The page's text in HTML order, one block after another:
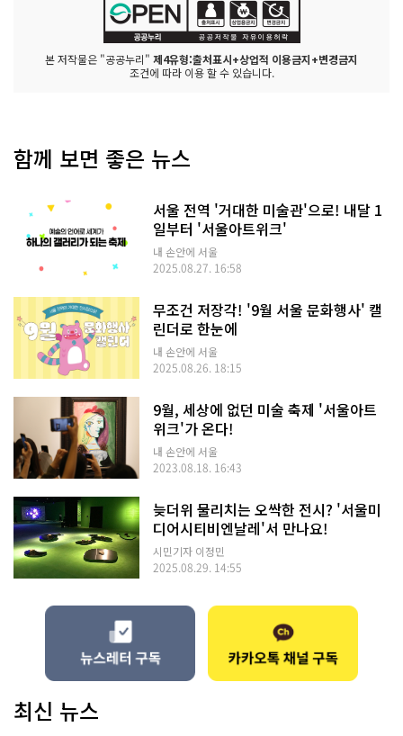
본 저작물은 "공공누리" 제4유형:출처표시+상업적 이용금지+변경금지
조건에 따라 이용 할 수 있습니다.
함께 보면 좋은 뉴스
서울 전역 '거대한 미술관'으로! 내달 1
일부터 '서울아트위크'
내 손안에 서울
2025.08.27. 16:58
무조건 저장각! '9월 서울 문화행사' 캘
린더로 한눈에
내 손안에 서울
2025.08.26. 18:15
9월, 세상에 없던 미술 축제 '서울아트
위크'가 온다!
내 손안에 서울
2023.08.18. 16:43
늦더위 물리치는 오싹한 전시? '서울미
디어시티비엔날레'서 만나요!
시민기자 이정민
2025.08.29. 14:55
최신 뉴스